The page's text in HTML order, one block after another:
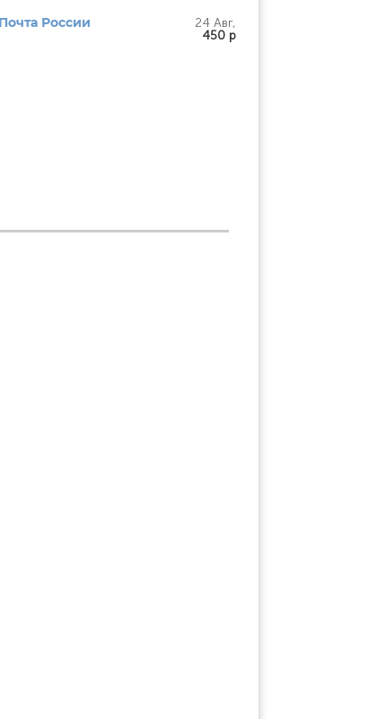
Почта России
24 Авг,
450 р